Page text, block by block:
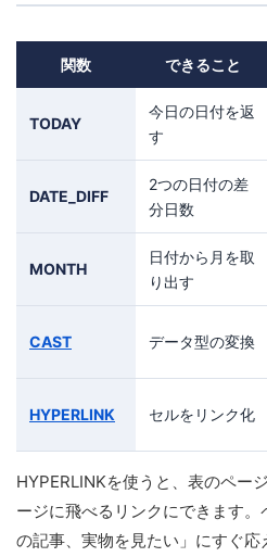
関数 できること
TODAY
今日の日付を返
す
DATE_DIFF
2つの日付の差
分日数
MONTH
日付から月を取
り出す
CAST データ型の変換
HYPERLINK セルをリンク化
HYPERLINKを使うと、表のペー
ージに飛べるリンクにできます
の記事、実物を見たい」にすぐ